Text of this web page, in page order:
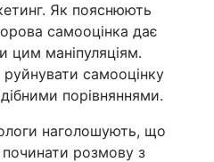
Як пояснюють
самооцінка дає
цим маніпуляціям.
руйнувати самооцінку
порівняннями.
наголошують, що
починати розмову з